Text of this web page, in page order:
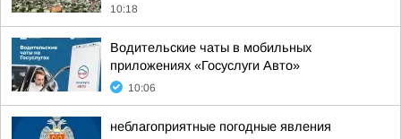
10:18
Водительские чаты в мобильных
приложениях «Госуслуги Авто»
10:06
неблагоприятные погодные явления